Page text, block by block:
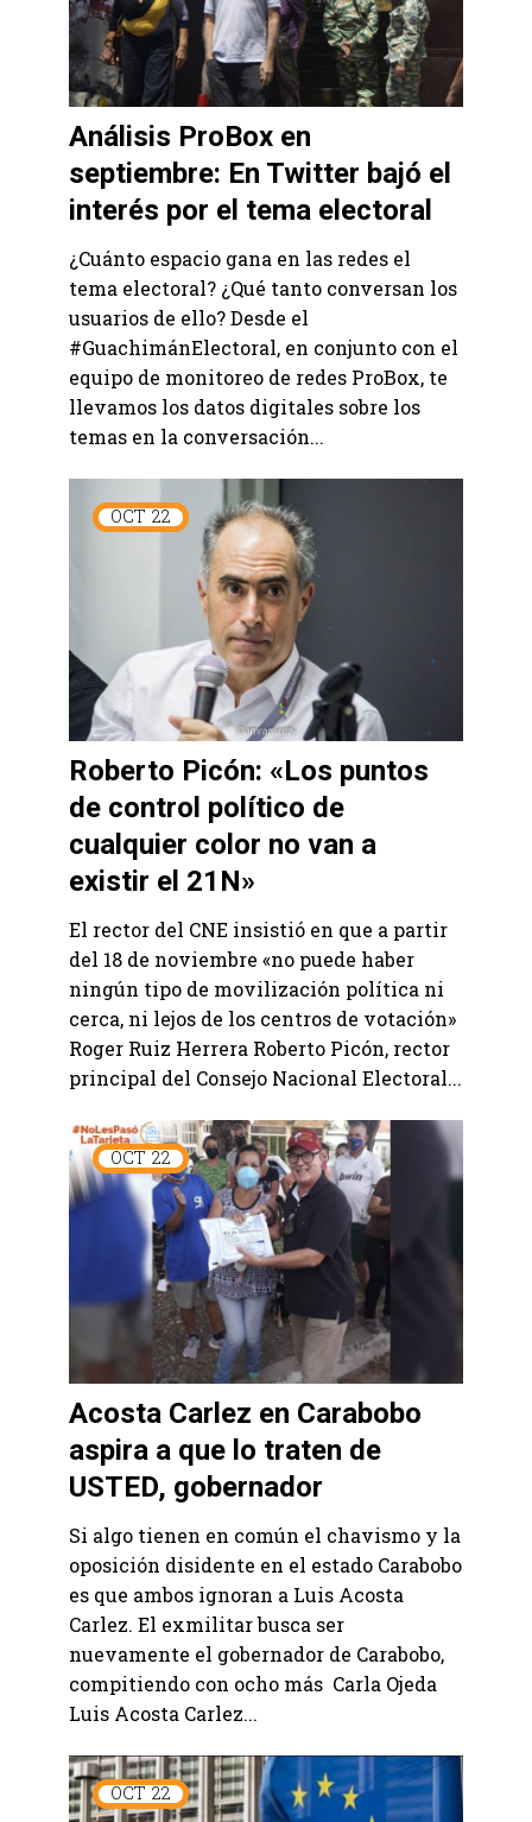
Análisis ProBox en
septiembre: En Twitter bajó el
interés por el tema electoral
¿Cuánto espacio gana en las redes el
tema electoral? ¿Qué tanto conversan los
usuarios de ello? Desde el
#GuachimánElectoral, en conjunto con el
equipo de monitoreo de redes ProBox, te
llevamos los datos digitales sobre los
temas en la conversación...
OCT 22
Roberto Picón: «Los puntos
de control político de
cualquier color no van a
existir el 21N»
El rector del CNE insistió en que a partir
del 18 de noviembre «no puede haber
ningún tipo de movilización política ni
cerca, ni lejos de los centros de votación»
Roger Ruiz Herrera Roberto Picón, rector
principal del Consejo Nacional Electoral...
OCT 22
Acosta Carlez en Carabobo
aspira a que lo traten de
USTED, gobernador
Si algo tienen en común el chavismo y la
oposición disidente en el estado Carabobo
es que ambos ignoran a Luis Acosta
Carlez. El exmilitar busca ser
nuevamente el gobernador de Carabobo,
compitiendo con ocho más Carla Ojeda
Luis Acosta Carlez...
OCT 22